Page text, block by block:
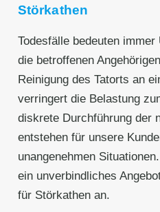
Störkathen
Todesfälle bedeuten
die betroffenen
Reinigung des Tatorts an
verringert die Belastung
diskrete Durchführung der
entstehen für unsere
unangenehmen
ein unverbindliches
für Störkathen an.